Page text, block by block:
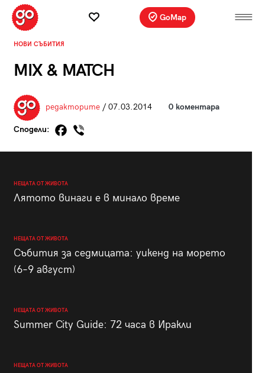
GoMap
НОВИ СЪБИТИЯ
MIX & MATCH
редакторите/ 07.03.2014 0 коментара
Сподели:
НЕЩАТА ОТ ЖИВОТА
Лятото винаги е в минало време
НЕЩАТА ОТ ЖИВОТА
Събития за седмицата: уикенд на морето
(6–9 август)
НЕЩАТА ОТ ЖИВОТА
Summer City Guide: 72 часа в Иракли
НЕЩАТА ОТ ЖИВОТА